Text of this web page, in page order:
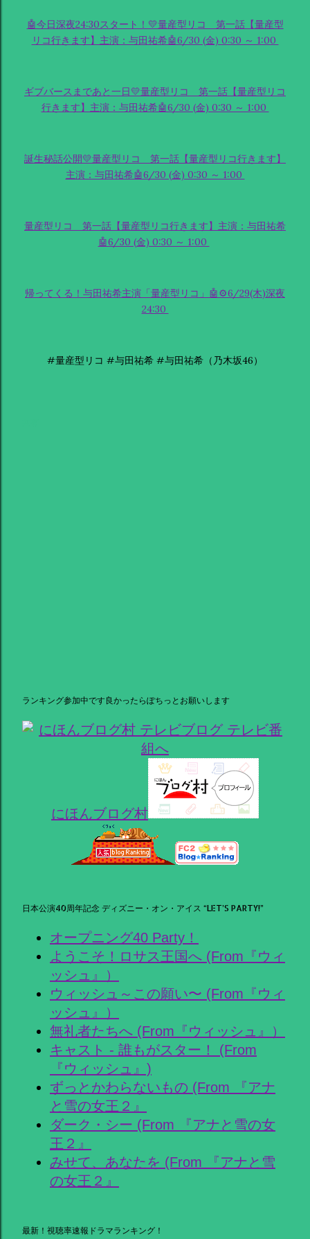
🤖今日深夜24:30スタート！💛量産型リコ 第一話【量産型
リコ行きます】主演：与田祐希🤖6/30 (金) 0:30 ～ 1:00
ギブバースまであと一日💛量産型リコ 第一話【量産型リコ
行きます】主演：与田祐希🤖6/30 (金) 0:30 ～ 1:00
誕生秘話公開💛量産型リコ 第一話【量産型リコ行きます】
主演：与田祐希🤖6/30 (金) 0:30 ～ 1:00
量産型リコ 第一話【量産型リコ行きます】主演：与田祐希
🤖6/30 (金) 0:30 ～ 1:00
帰ってくる！与田祐希主演「量産型リコ」🤖⚙6/29(木)深夜
24:30
#量産型リコ #与田祐希 #与田祐希（乃木坂46）
ランキング参加中です良かったらぽちっとお願いします
にほんブログ村
日本公演40周年記念 ディズニー・オン・アイス “LET’S PARTY!”
オープニング40 Party！
ようこそ！ロサス王国へ (From『ウィ
ッシュ』）
ウィッシュ～この願い〜 (From『ウィ
ッシュ』）
無礼者たちへ (From『ウィッシュ』）
キャスト - 誰もがスター！ (From
『ウィッシュ』)
ずっとかわらないもの (From 『アナ
と雪の女王２』
ダーク・シー (From 『アナと雪の女
王２』
みせて、あなたを (From 『アナと雪
の女王２』
最新！視聴率速報ドラマランキング！